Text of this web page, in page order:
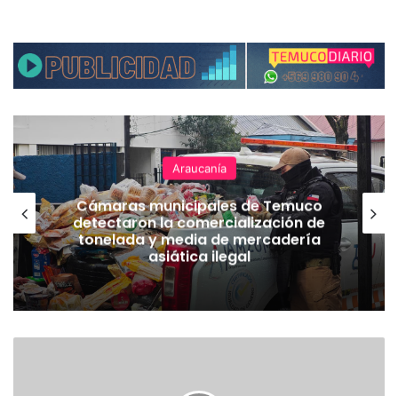
Araucanía
Cámaras municipales de Temuco
detectaron la comercialización de
tonelada y media de mercadería
asiática ilegal